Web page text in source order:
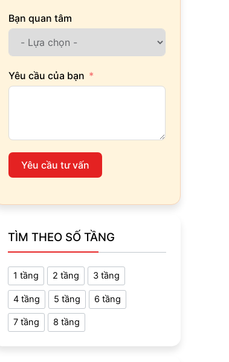
Bạn quan tâm
Yêu cầu của bạn
Yêu cầu tư vấn
TÌM THEO SỐ TẦNG
1 tầng 2 tầng 3 tầng
4 tầng 5 tầng 6 tầng
7 tầng 8 tầng